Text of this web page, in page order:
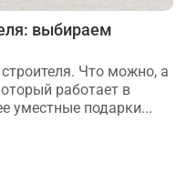
выбираем
Что можно, а
работает в
уместные подарки...